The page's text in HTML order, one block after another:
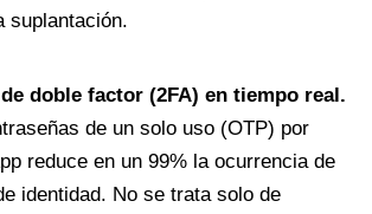
suplantación.
doble factor (2FA) en tiempo real.
de un solo uso (OTP) por
reduce en un 99% la ocurrencia de
identidad. No se trata solo de